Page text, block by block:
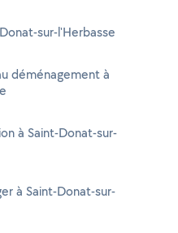
sur-l'Herbasse
déménagement à
à Saint-Donat-sur-
à Saint-Donat-sur-